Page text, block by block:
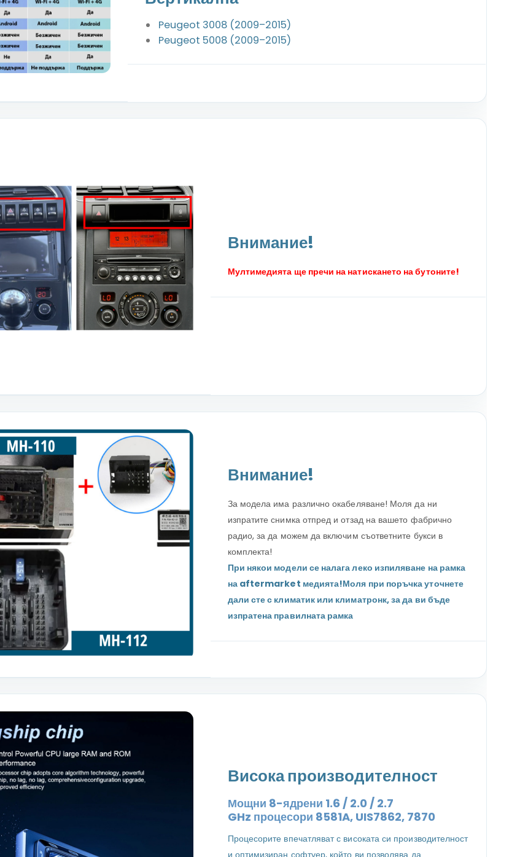
Peugeot 3008 (2009–2015)
Peugeot 5008 (2009–2015)
Внимание!
Мултимедията ще пречи на натискането на бутоните!
Внимание!
За модела има различно окабеляване! Моля да ни
изпратите снимка отпред и отзад на вашето фабрично
радио, за да можем да включим съответните букси в
комплекта!
При някои модели се налага леко изпиляване на рамка
на aftermarket медията!Моля при поръчка уточнете
дали сте с климатик или климатронк, за да ви бъде
изпратена правилната рамка
Висока производителност
Мощни 8-ядрени 1.6 / 2.0 / 2.7
GHz процесори 8581A, UIS7862, 7870
Процесорите впечатляват с високата си производителност